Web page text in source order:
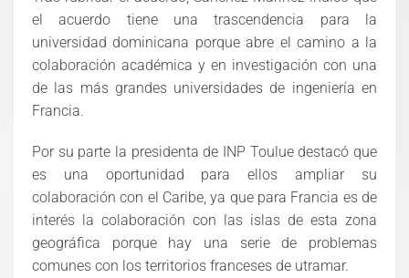
el acuerdo tiene una trascendencia para la
universidad dominicana porque abre el camino a la
colaboración académica y en investigación con una
de las más grandes universidades de ingeniería en
Francia.
Por su parte la presidenta de INP Toulue destacó que
es una oportunidad para ellos ampliar su
colaboración con el Caribe, ya que para Francia es de
interés la colaboración con las islas de esta zona
geográfica porque hay una serie de problemas
comunes con los territorios franceses de utramar.